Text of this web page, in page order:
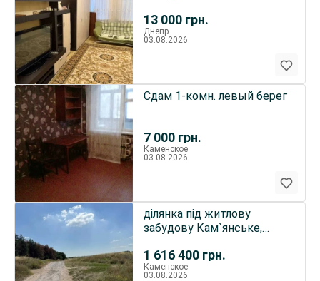
13 000 грн.
Днепр
03.08.2026
7 000 грн.
Сдам 1-комн. левый берег
Каменское
03.08.2026
1 616 400 грн.
ділянка під житлову
забудову Кам`янське,
Мазепи 3
Каменское
03.08.2026